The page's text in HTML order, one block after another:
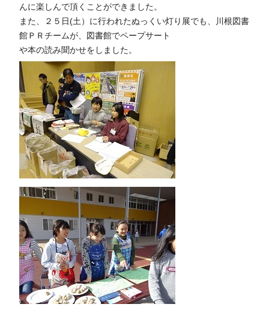
んに楽しんで頂くことができました。
また、２５日(土）に行われたぬっくい灯り展でも、川根図書
館ＰＲチームが、図書館でペープサート
や本の読み聞かせをしました。